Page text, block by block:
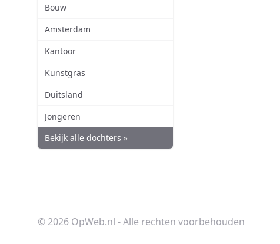
Bouw
Amsterdam
Kantoor
Kunstgras
Duitsland
Jongeren
Bekijk alle dochters »
© 2026 OpWeb.nl - Alle rechten voorbehouden